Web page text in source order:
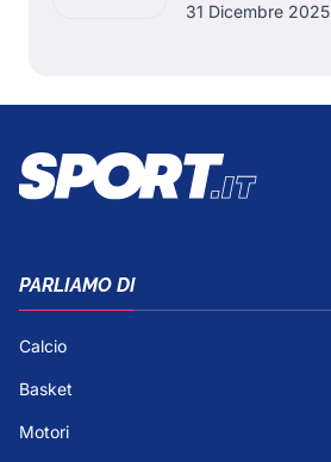
31 Dicembre 2025
PARLIAMO DI
Calcio
Basket
Motori